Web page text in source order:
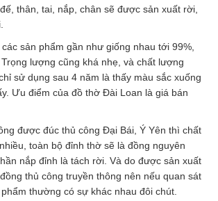
thân, tai, nắp, chân sẽ được sản xuất rời,
sản phẩm gần như giống nhau tới 99%,
lượng cũng khá nhẹ, và chất lượng
sử dụng sau 4 năm là thấy màu sắc xuống
Ưu điểm của đồ thờ Đài Loan là giá bán
được đúc thủ công Đại Bái, Ý Yên thì chất
toàn bộ đỉnh thờ sẽ là đồng nguyên
nắp đỉnh là tách rời. Và do được sản xuất
thủ công truyền thông nên nếu quan sát
thường có sự khác nhau đôi chút.